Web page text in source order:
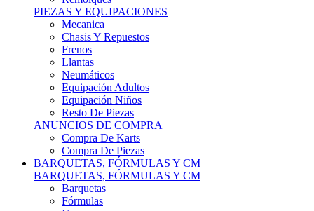
Mecanica
Chasis Y Repuestos
Frenos
Llantas
Neumáticos
Equipación Adultos
Equipación Niños
Resto De Piezas
ANUNCIOS DE COMPRA
Compra De Karts
Compra De Piezas
BARQUETAS, FÓRMULAS Y CM
BARQUETAS, FÓRMULAS Y CM
Barquetas
Fórmulas
Cm
Prototipos